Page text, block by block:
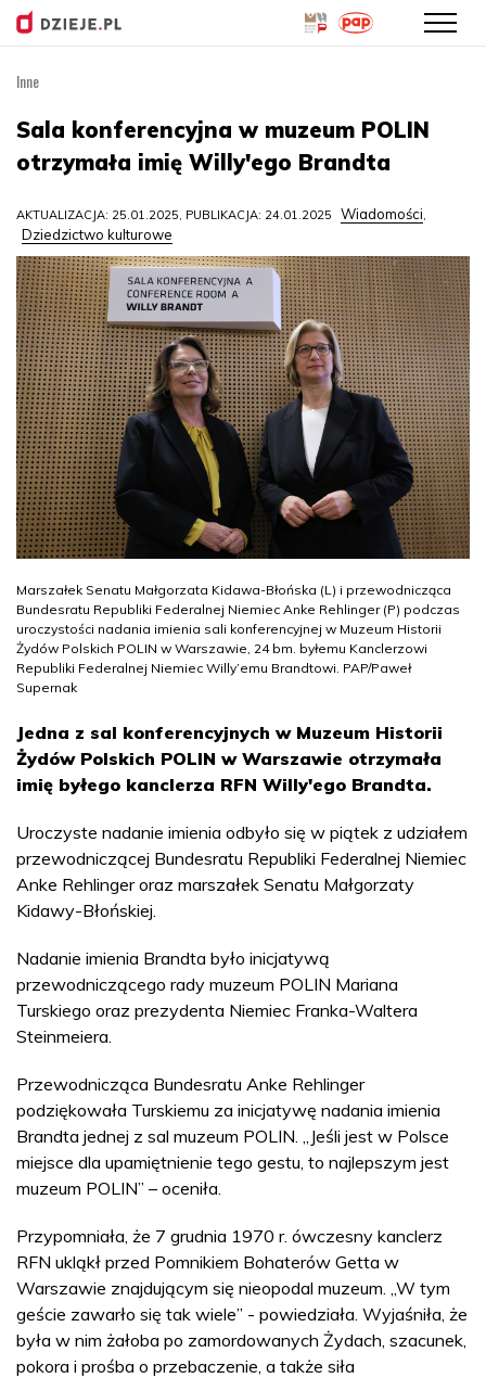
treści
Inne
Sala konferencyjna w muzeum POLIN
otrzymała imię Willy'ego Brandta
AKTUALIZACJA: 25.01.2025, PUBLIKACJA: 24.01.2025 Wiadomości,
Dziedzictwo kulturowe
Marszałek Senatu Małgorzata Kidawa-Błońska (L) i przewodnicząca
Bundesratu Republiki Federalnej Niemiec Anke Rehlinger (P) podczas
uroczystości nadania imienia sali konferencyjnej w Muzeum Historii
Żydów Polskich POLIN w Warszawie, 24 bm. byłemu Kanclerzowi
Republiki Federalnej Niemiec Willy’emu Brandtowi. PAP/Paweł
Supernak
Jedna z sal konferencyjnych w Muzeum Historii
Żydów Polskich POLIN w Warszawie otrzymała
imię byłego kanclerza RFN Willy'ego Brandta.
Uroczyste nadanie imienia odbyło się w piątek z udziałem
przewodniczącej Bundesratu Republiki Federalnej Niemiec
Anke Rehlinger oraz marszałek Senatu Małgorzaty
Kidawy-Błońskiej.
Nadanie imienia Brandta było inicjatywą
przewodniczącego rady muzeum POLIN Mariana
Turskiego oraz prezydenta Niemiec Franka-Waltera
Steinmeiera.
Przewodnicząca Bundesratu Anke Rehlinger
podziękowała Turskiemu za inicjatywę nadania imienia
Brandta jednej z sal muzeum POLIN. „Jeśli jest w Polsce
miejsce dla upamiętnienie tego gestu, to najlepszym jest
muzeum POLIN” – oceniła.
Przypomniała, że 7 grudnia 1970 r. ówczesny kanclerz
RFN ukląkł przed Pomnikiem Bohaterów Getta w
Warszawie znajdującym się nieopodal muzeum. „W tym
geście zawarło się tak wiele” - powiedziała. Wyjaśniła, że
była w nim żałoba po zamordowanych Żydach, szacunek,
pokora i prośba o przebaczenie, a także siła